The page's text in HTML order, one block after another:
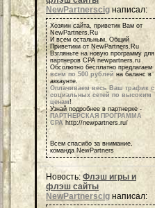
NewPartnerscig написал:
Хозяин сайта, приветик Вам от
NewPartners.Ru
И всем остальным, Общий
Приветики от NewPartners.Ru
Взгляньте на новую программу для
партнеров СРА newpartners.ru
Обсолютно бесплатно предлагаем
всем по 500 рублей на баланс в
аккаунте.
Оплачиваем весь Ваш трафик с
социальных сетей по высоким
ценам!
Узнай подробнее в партнерке -
ПАРТНЕРСКАЯ ПРОГРАММА
СРА http://newpartners.ru/
Всем спасибо за внимание,
команда NewPartners
Новость: Флэш игры и
флэш сайты
NewPartnerscig написал: